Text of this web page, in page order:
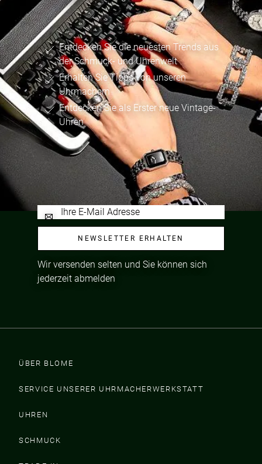
Entdecken Sie die neuesten Trends aus
der Schmuck- und Uhrenwelt
Erhalten Sie Tipps von unseren
Uhrmachern
Entdecken Sie als Erster neue Vintage-
Uhren
NEWSLETTER ERHALTEN
Wir versenden selten und Sie können sich
jederzeit abmelden
ÜBER BLOME
SERVICE UNSERER UHRMACHERWERKSTATT
UHREN
SCHMUCK